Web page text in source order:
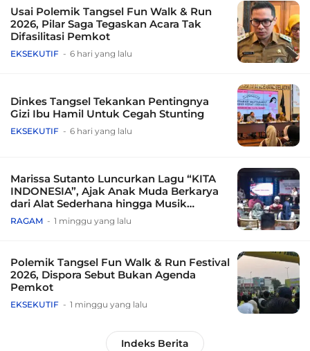
Usai Polemik Tangsel Fun Walk & Run
2026, Pilar Saga Tegaskan Acara Tak
Difasilitasi Pemkot
EKSEKUTIF 6 hari yang lalu
Dinkes Tangsel Tekankan Pentingnya
Gizi Ibu Hamil Untuk Cegah Stunting
EKSEKUTIF 6 hari yang lalu
Marissa Sutanto Luncurkan Lagu “KITA
INDONESIA”, Ajak Anak Muda Berkarya
dari Alat Sederhana hingga Musik
Tradisional
RAGAM 1 minggu yang lalu
Polemik Tangsel Fun Walk & Run Festival
2026, Dispora Sebut Bukan Agenda
Pemkot
EKSEKUTIF 1 minggu yang lalu
Indeks Berita